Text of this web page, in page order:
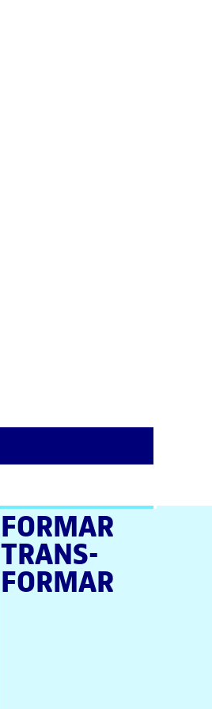
FORMAR
TRANS­
FORMAR